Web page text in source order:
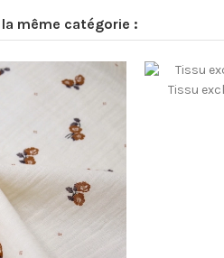
même catégorie :
Tissu